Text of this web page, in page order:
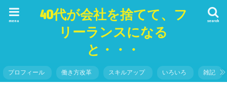
40代が会社を捨てて、フ
リーランスになる
と・・・
search
menu
プロフィール 働き方改革 スキルアップ いろいろ 雑記